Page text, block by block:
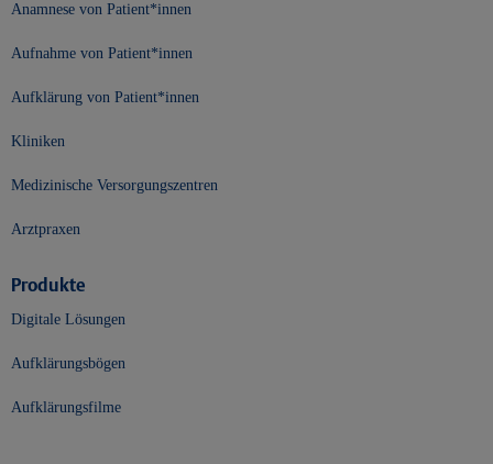
Anamnese von Patient*innen
Aufnahme von Patient*innen
Aufklärung von Patient*innen
Kliniken
Medizinische Versorgungszentren
Arztpraxen
Produkte
Digitale Lösungen
Aufklärungsbögen
Aufklärungsfilme